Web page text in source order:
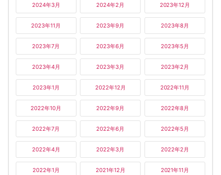
2024年3月 2024年2月 2023年12月
2023年11月 2023年9月 2023年8月
2023年7月 2023年6月 2023年5月
2023年4月 2023年3月 2023年2月
2023年1月 2022年12月 2022年11月
2022年10月 2022年9月 2022年8月
2022年7月 2022年6月 2022年5月
2022年4月 2022年3月 2022年2月
2022年1月 2021年12月 2021年11月